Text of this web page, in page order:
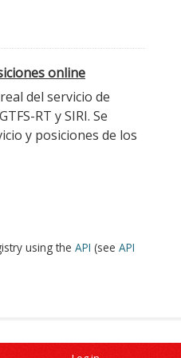
online
del servicio de
RT y SIRI. Se
y posiciones de los
using the API (see API